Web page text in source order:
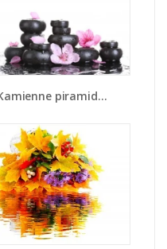
Kamienne piramidy z płatkami - K969